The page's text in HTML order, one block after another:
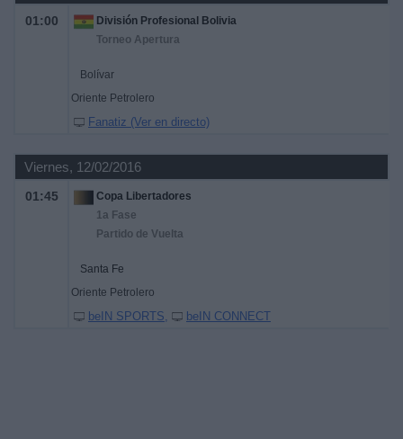
01:00
División Profesional Bolivia
Torneo Apertura
Bolívar
Oriente Petrolero
Fanatiz (Ver en directo)
Viernes, 12/02/2016
01:45
Copa Libertadores
1a Fase
Partido de Vuelta
Santa Fe
Oriente Petrolero
beIN SPORTS beIN CONNECT